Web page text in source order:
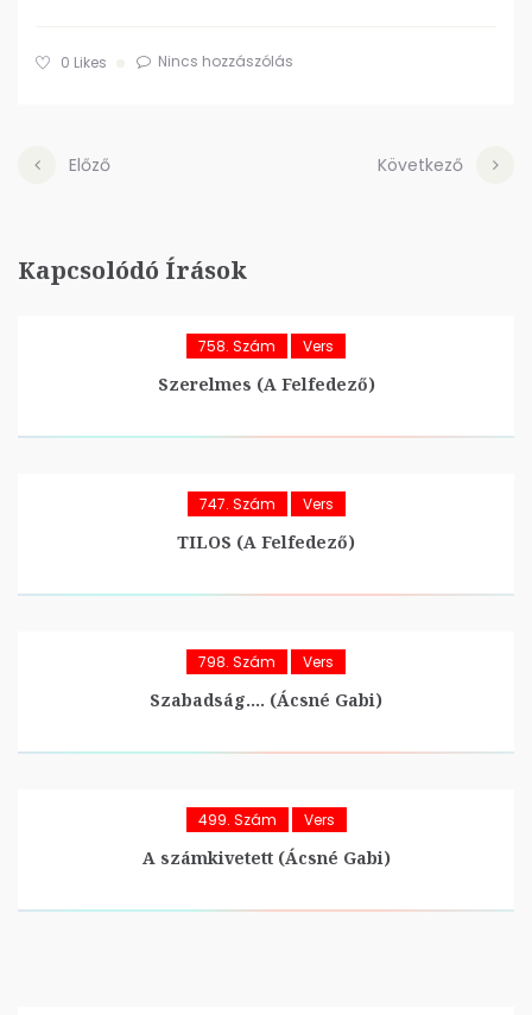
0 Likes Nincs hozzászólás
Előző Következő
Kapcsolódó Írások
758. Szám Vers
Szerelmes (A Felfedező)
747. Szám Vers
TILOS (A Felfedező)
798. Szám Vers
Szabadság…. (Ácsné Gabi)
499. Szám Vers
A számkivetett (Ácsné Gabi)